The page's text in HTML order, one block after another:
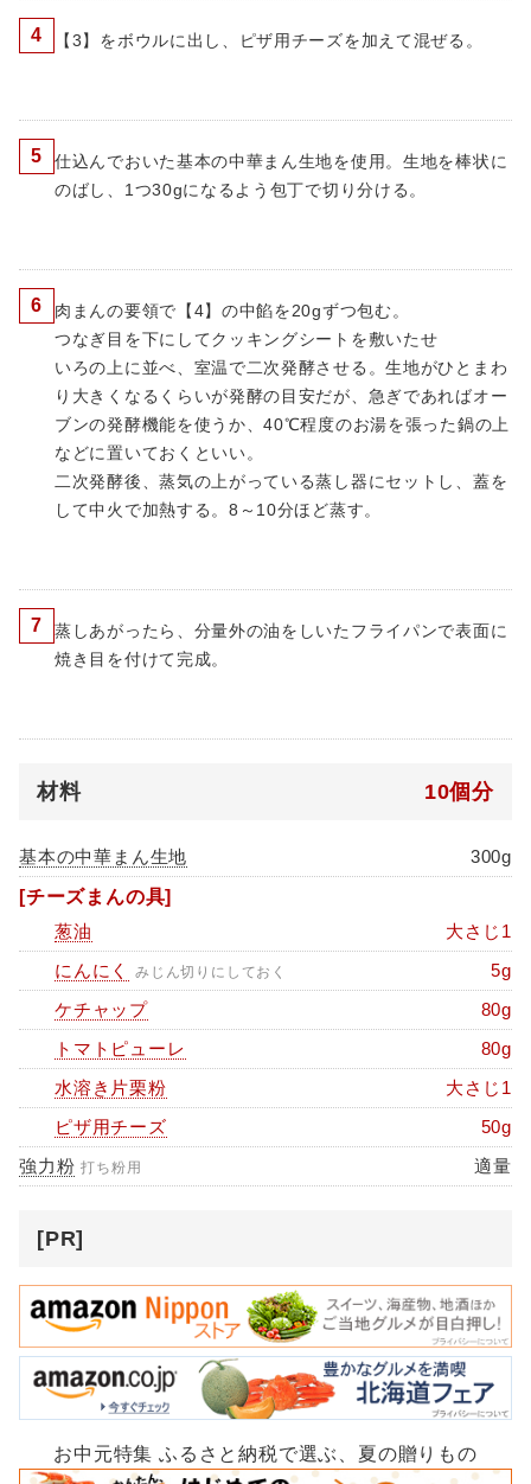
4 【3】をボウルに出し、ピザ用チーズを加えて混ぜる。
5
仕込んでおいた基本の中華まん生地を使用。生地を棒状に
のばし、1つ30gになるよう包丁で切り分ける。
6
肉まんの要領で【4】の中餡を20gずつ包む。
つなぎ目を下にしてクッキングシートを敷いたせ
いろの上に並べ、室温で二次発酵させる。生地がひとまわ
り大きくなるくらいが発酵の目安だが、急ぎであればオー
ブンの発酵機能を使うか、40℃程度のお湯を張った鍋の上
などに置いておくといい。
二次発酵後、蒸気の上がっている蒸し器にセットし、蓋を
して中火で加熱する。8～10分ほど蒸す。
7
蒸しあがったら、分量外の油をしいたフライパンで表面に
焼き目を付けて完成。
材料 10個分
基本の中華まん生地
300g
[チーズまんの具]
葱油
大さじ1
にんにく
みじん切りにしておく
5g
ケチャップ
80g
トマトピューレ
80g
水溶き片栗粉
大さじ1
ピザ用チーズ
50g
強力粉 打ち粉用 適量
[PR]
お中元特集 ふるさと納税で選ぶ、夏の贈りもの